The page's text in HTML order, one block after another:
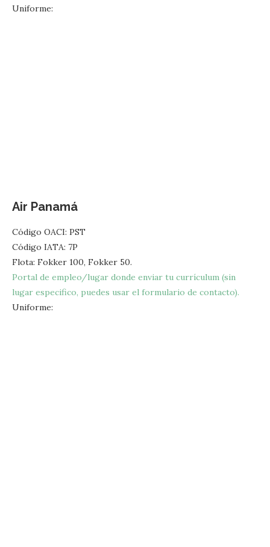
Uniforme:
Air Panamá
Código OACI: PST
Código IATA: 7P
Flota: Fokker 100, Fokker 50.
Portal de empleo/lugar donde enviar tu currículum (sin
lugar especifico, puedes usar el formulario de contacto).
Uniforme: